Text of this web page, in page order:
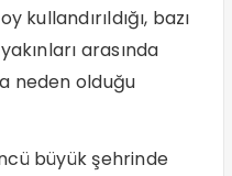
kullandırıldığı, bazı
arasında
neden olduğu
büyük şehrinde